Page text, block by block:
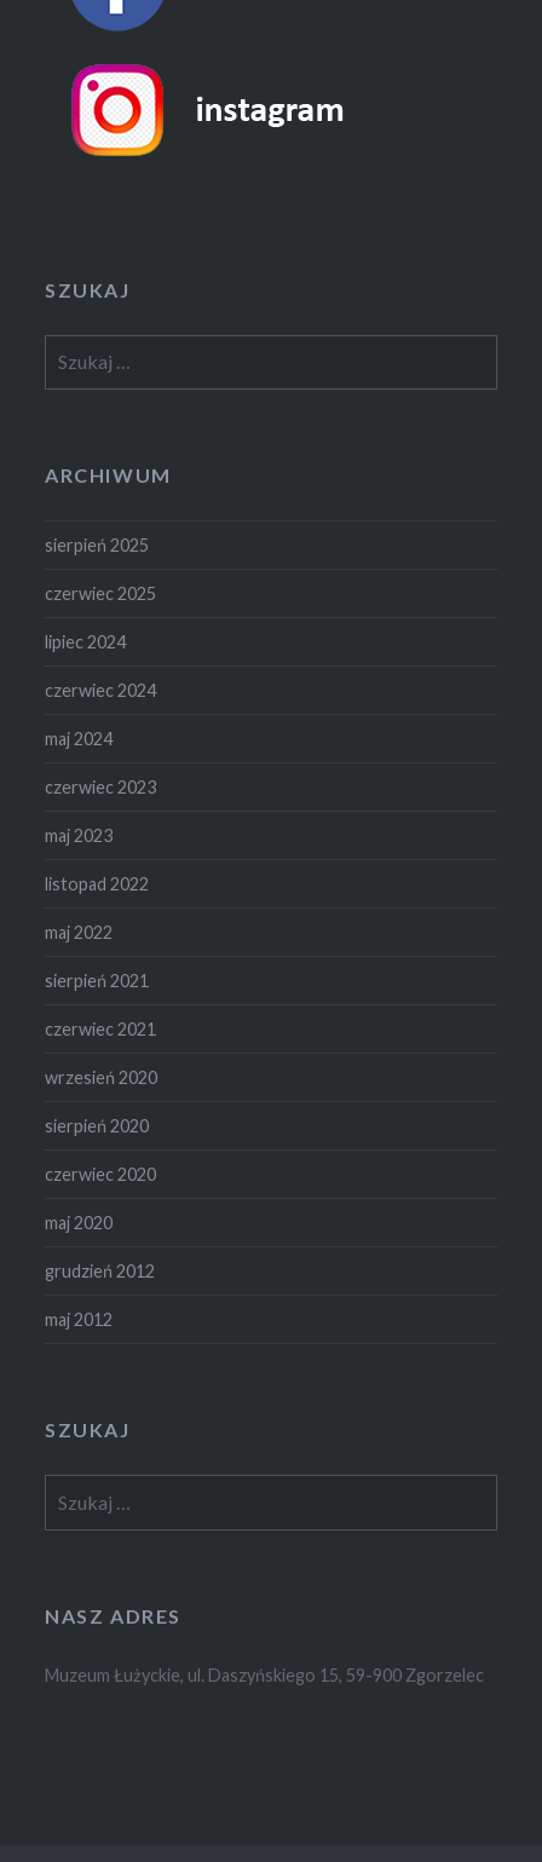
SZUKAJ
ARCHIWUM
sierpień 2025
czerwiec 2025
lipiec 2024
czerwiec 2024
maj 2024
czerwiec 2023
maj 2023
listopad 2022
maj 2022
sierpień 2021
czerwiec 2021
wrzesień 2020
sierpień 2020
czerwiec 2020
maj 2020
grudzień 2012
maj 2012
SZUKAJ
NASZ ADRES
Muzeum Łużyckie, ul. Daszyńskiego 15, 59-900 Zgorzelec